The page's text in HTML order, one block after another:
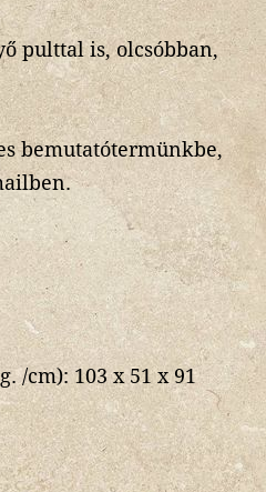
pulttal is, olcsóbban,
bemutatótermünkbe,
/cm): 103 x 51 x 91